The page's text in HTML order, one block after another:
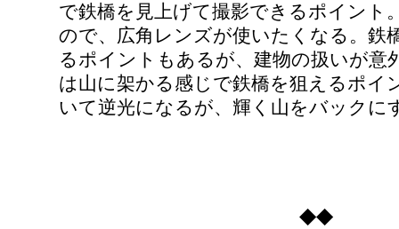
で鉄橋を見上げて撮影できるポイント
ので、広角レンズが使いたくなる。鉄
るポイントもあるが、建物の扱いが意
は山に架かる感じで鉄橋を狙えるポイ
いて逆光になるが、輝く山をバックに
◆◆